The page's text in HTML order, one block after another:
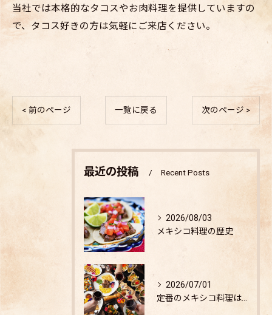
当社では本格的なタコスやお肉料理を提供していますの
で、タコス好きの方は気軽にご来店ください。
< 前のページ 一覧に戻る 次のページ >
最近の投稿 Recent Posts
2026/08/03
メキシコ料理の歴史
2026/07/01